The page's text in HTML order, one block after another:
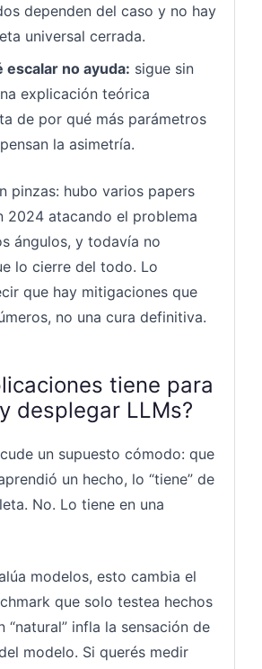
dependen del caso y no hay
universal cerrada.
escalar no ayuda: sigue sin
explicación teórica
de por qué más parámetros
la asimetría.
pinzas: hubo varios papers
2024 atacando el problema
ángulos, y todavía no
lo cierre del todo. Lo
que hay mitigaciones que
no una cura definitiva.
tiene para
desplegar LLMs?
un supuesto cómodo: que
un hecho, lo “tiene” de
No. Lo tiene en una
modelos, esto cambia el
que solo testea hechos
“natural” infla la sensación de
modelo. Si querés medir